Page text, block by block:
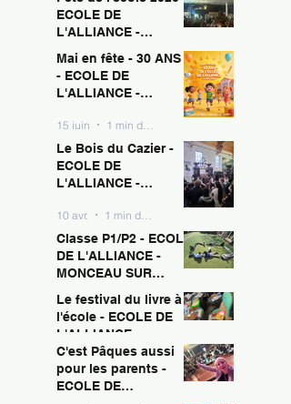
ECOLE DE
L'ALLIANCE -
SAMBRE
15 juin 1 min de lecture
Mai en fête - 30 ANS !
- ECOLE DE
L'ALLIANCE -
SAMBRE
15 juin
Le Bois du Cazier -
ECOLE DE
L'ALLIANCE -
SAMBRE
10 avr.
Classe P1/P2 - ECOLE
DE L'ALLIANCE -
MONCEAU SUR
10 avr. 1 min de lecture
Le festival du livre à
l'école - ECOLE DE
L'ALLIANCE -
MONCEAU SUR
SAMBRE
10 avr. 1 min de lecture
C'est Pâques aussi
pour les parents -
ECOLE DE